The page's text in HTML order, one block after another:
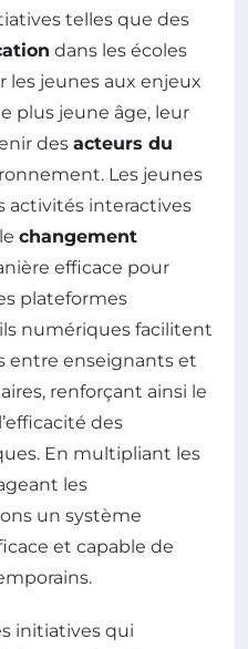
telles que des
dans les écoles
les jeunes aux enjeux
plus jeune âge, leur
des acteurs du
Les jeunes
activités interactives
changement
efficace pour
plateformes
numériques facilitent
entre enseignants et
renforçant ainsi le
des
En multipliant les
les
un système
et capable de
initiatives qui